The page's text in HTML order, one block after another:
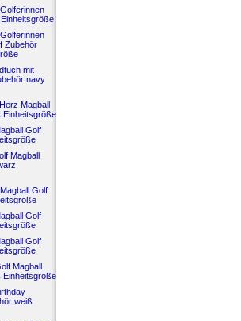
Zubehör
mit
navy
Magball
Einheitsgröße
Golf
Magball
Golf
Golf
Golf
Magball
Einheitsgröße
weiß